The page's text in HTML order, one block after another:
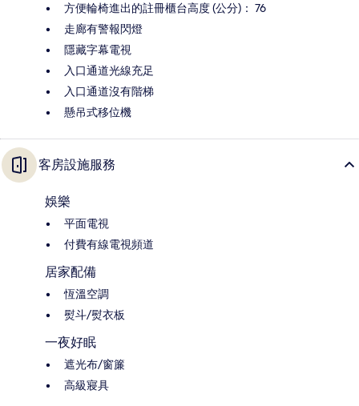
方便輪椅進出的註冊櫃台高度 (公分)： 76
走廊有警報閃燈
隱藏字幕電視
入口通道光線充足
入口通道沒有階梯
懸吊式移位機
客房設施服務
娛樂
平面電視
付費有線電視頻道
居家配備
恆溫空調
熨斗/熨衣板
一夜好眠
遮光布/窗簾
高級寢具